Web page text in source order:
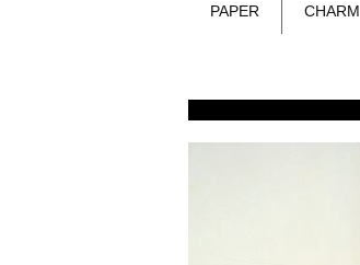
PAPER CHARM